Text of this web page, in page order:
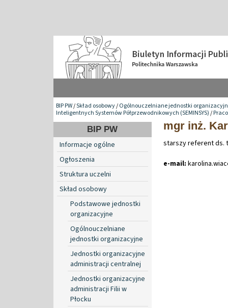
BIP PW/Skład osobowy/Ogólnouczelniane jednostki
Inteligentnych Systemów Półprzewodnikowych (SEMINSYS)/
BIP PW
Informacje ogólne
Ogłoszenia
Struktura uczelni
Skład osobowy
Podstawowe jednostki
organizacyjne
Ogólnouczelniane
jednostki organizacyjne
Jednostki organizacyjne
administracji centralnej
Jednostki organizacyjne
administracji Filii w
Płocku
mgr inż.
starszy referent ds.
e-mail: karolina.